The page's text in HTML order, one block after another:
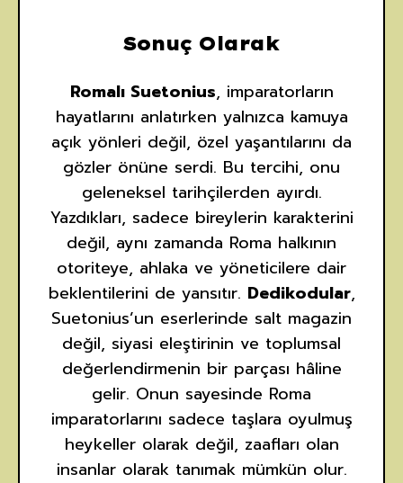
Sonuç Olarak
Romalı Suetonius, imparatorların
hayatlarını anlatırken yalnızca kamuya
açık yönleri değil, özel yaşantılarını da
gözler önüne serdi. Bu tercihi, onu
geleneksel tarihçilerden ayırdı.
Yazdıkları, sadece bireylerin karakterini
değil, aynı zamanda Roma halkının
otoriteye, ahlaka ve yöneticilere dair
beklentilerini de yansıtır. Dedikodular,
Suetonius’un eserlerinde salt magazin
değil, siyasi eleştirinin ve toplumsal
değerlendirmenin bir parçası hâline
gelir. Onun sayesinde Roma
imparatorlarını sadece taşlara oyulmuş
heykeller olarak değil, zaafları olan
insanlar olarak tanımak mümkün olur.